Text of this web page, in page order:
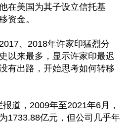
在美国为其子设立信托基
资金。
、2018年许家印猛烈分
以来最多，显示许家印最迟
有出路，开始思考如何转移
道，2009年至2021年6月，
1733.88亿元，但公司几乎年